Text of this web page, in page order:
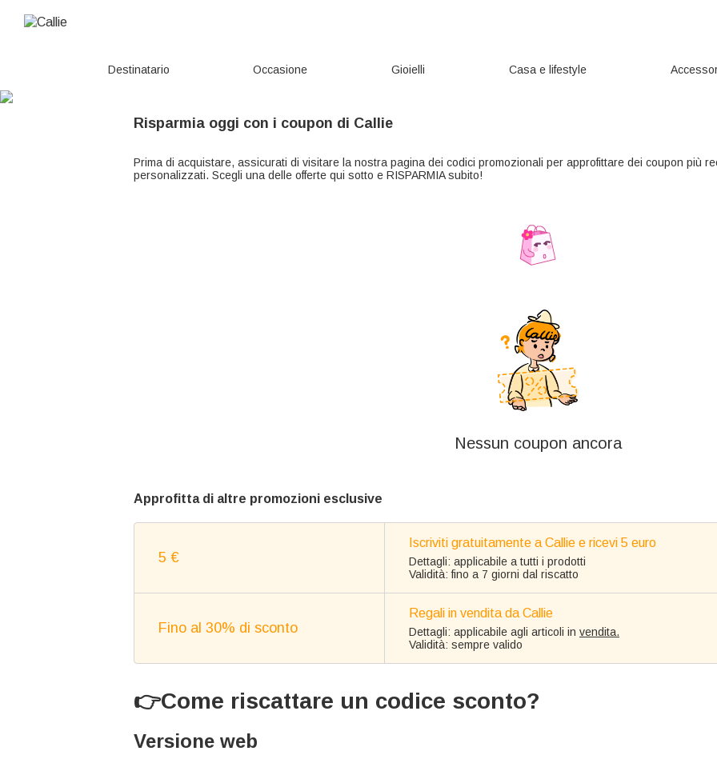
Destinatario Occasione Gioielli Casa e lifestyle
Risparmia oggi con i coupon di Callie
Prima di acquistare, assicurati di visitare la nostra pagina dei codici promozionali per approfittare dei coupon più
personalizzati. Scegli una delle offerte qui sotto e RISPARMIA subito!
Nessun coupon ancora
Approfitta di altre promozioni esclusive
5 €
Iscriviti gratuitamente a Callie e ricevi 5 euro
Dettagli: applicabile a tutti i prodotti
Validità: fino a 7 giorni dal riscatto
Fino al 30% di sconto
Regali in vendita da Callie
Dettagli: applicabile agli articoli in vendita.
Validità: sempre valido
👉Come riscattare un codice sconto?
Versione web